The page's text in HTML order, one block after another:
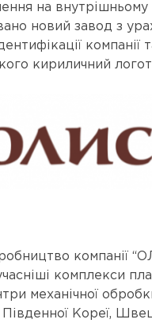
на
новий завод з
кириличний
компанії
комплекси
механічної
Кореї,